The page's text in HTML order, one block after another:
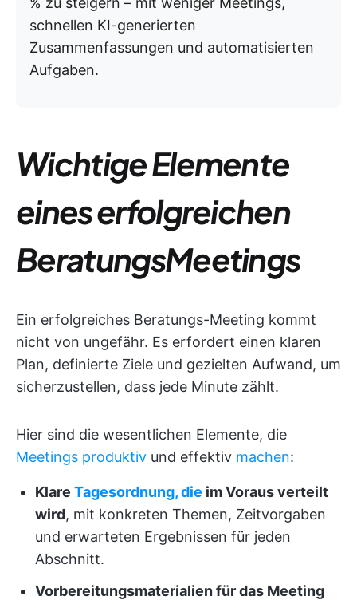
schnellen KI-generierten
Zusammenfassungen und automatisierten
Aufgaben.
Wichtige Elemente
eines erfolgreichen
BeratungsMeetings
Ein erfolgreiches Beratungs-Meeting kommt
nicht von ungefähr. Es erfordert einen klaren
Plan, definierte Ziele und gezielten Aufwand, um
sicherzustellen, dass jede Minute zählt.
Hier sind die wesentlichen Elemente, die
Meetings produktiv und effektiv machen:
Klare Tagesordnung, die im Voraus verteilt
wird, mit konkreten Themen, Zeitvorgaben
und erwarteten Ergebnissen für jeden
Abschnitt.
Vorbereitungsmaterialien für das Meeting